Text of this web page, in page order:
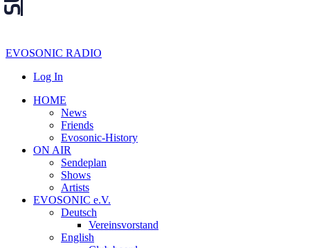
EVOSONIC RADIO
Log In
HOME
News
Friends
Evosonic-History
ON AIR
Sendeplan
Shows
Artists
EVOSONIC e.V.
Deutsch
Vereinsvorstand
English